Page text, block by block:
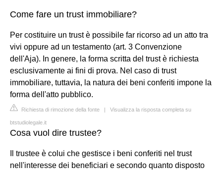
Come fare un trust immobiliare?
Per costituire un trust è possibile far ricorso ad un atto tra
vivi oppure ad un testamento (art. 3 Convenzione
dell'Aja). In genere, la forma scritta del trust è richiesta
esclusivamente ai fini di prova. Nel caso di trust
immobiliare, tuttavia, la natura dei beni conferiti impone la
forma dell'atto pubblico.
Richiesta di rimozione della fonte | Visualizza la risposta completa su
btstudiolegale.it
Cosa vuol dire trustee?
Il trustee è colui che gestisce i beni conferiti nel trust
nell'interesse dei beneficiari e secondo quanto disposto